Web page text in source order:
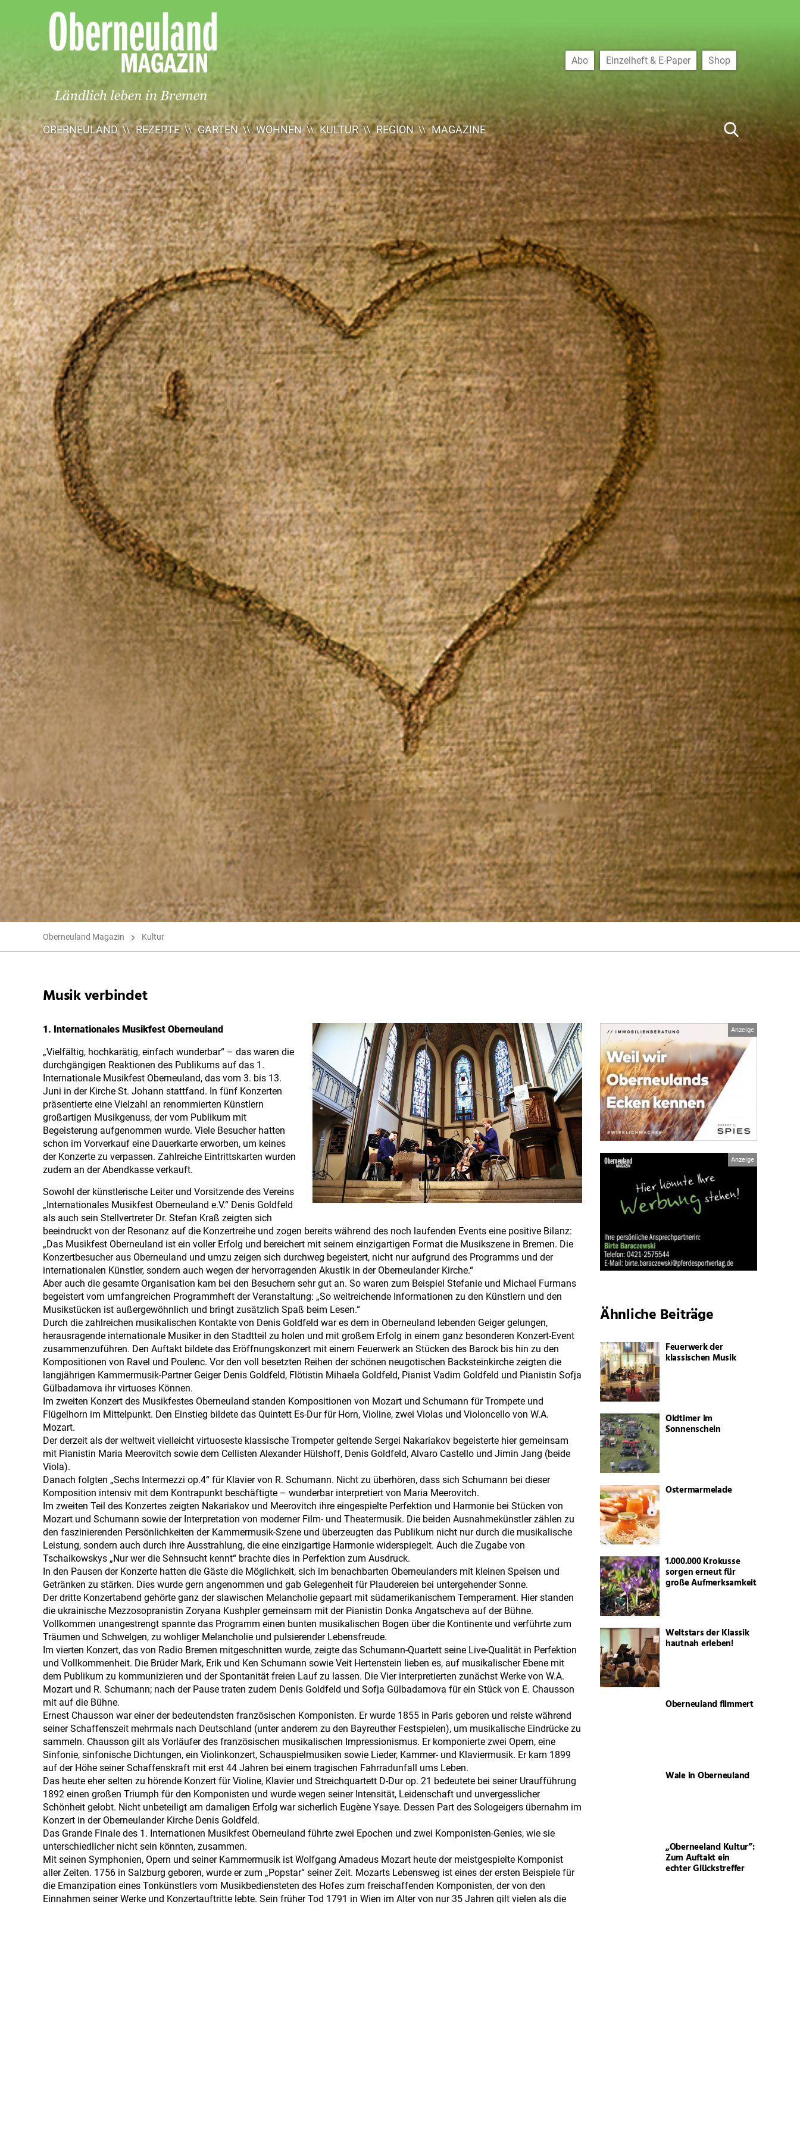
Oberneuland
Magazin
OBERNEULAND REZEPTE GARTEN WOHNEN KULTUR REGION MAGAZINE
Abo Einzelheft & E-Paper Shop
Oberneuland Magazin Kultur
Musik verbindet
1. Internationales Musikfest Oberneuland
„Vielfältig, hochkarätig, einfach wunderbar“ – das waren die
durchgängigen Reaktionen des Publikums auf das 1.
Internationale Musikfest Oberneuland, das vom 3. bis 13.
Juni in der Kirche St. Johann stattfand. In fünf Konzerten
präsentierte eine Vielzahl an renommierten Künstlern
großartigen Musikgenuss, der vom Publikum mit
Begeisterung aufgenommen wurde. Viele Besucher hatten
schon im Vorverkauf eine Dauerkarte erworben, um keines
der Konzerte zu verpassen. Zahlreiche Eintrittskarten wurden
zudem an der Abendkasse verkauft.
Sowohl der künstlerische Leiter und Vorsitzende des Vereins
„Internationales Musikfest Oberneuland e.V.“ Denis Goldfeld
als auch sein Stellvertreter Dr. Stefan Kraß zeigten sich
beeindruckt von der Resonanz auf die Konzertreihe und zogen bereits während des noch laufenden Events eine positive Bilanz:
„Das Musikfest Oberneuland ist ein voller Erfolg und bereichert mit seinem einzigartigen Format die Musikszene in Bremen. Die
Konzertbesucher aus Oberneuland und umzu zeigen sich durchweg begeistert, nicht nur aufgrund des Programms und der
internationalen Künstler, sondern auch wegen der hervorragenden Akustik in der Oberneulander Kirche.“
Aber auch die gesamte Organisation kam bei den Besuchern sehr gut an. So waren zum Beispiel Stefanie und Michael Furmans
begeistert vom umfangreichen Programmheft der Veranstaltung: „So weitreichende Informationen zu den Künstlern und den
Musikstücken ist außergewöhnlich und bringt zusätzlich Spaß beim Lesen.“
Durch die zahlreichen musikalischen Kontakte von Denis Goldfeld war es dem in Oberneuland lebenden Geiger gelungen,
herausragende internationale Musiker in den Stadtteil zu holen und mit großem Erfolg in einem ganz besonderen Konzert-Event
zusammenzuführen. Den Auftakt bildete das Eröffnungskonzert mit einem Feuerwerk an Stücken des Barock bis hin zu den
Kompositionen von Ravel und Poulenc. Vor den voll besetzten Reihen der schönen neugotischen Backsteinkirche zeigten die
langjährigen Kammermusik-Partner Geiger Denis Goldfeld, Flötistin Mihaela Goldfeld, Pianist Vadim Goldfeld und Pianistin Sofja
Gülbadamova ihr virtuoses Können.
Im zweiten Konzert des Musikfestes Oberneuland standen Kompositionen von Mozart und Schumann für Trompete und
Flügelhorn im Mittelpunkt. Den Einstieg bildete das Quintett Es-Dur für Horn, Violine, zwei Violas und Violoncello von W.A.
Mozart.
Der derzeit als der weltweit vielleicht virtuoseste klassische Trompeter geltende Sergei Nakariakov begeisterte hier gemeinsam
mit Pianistin Maria Meerovitch sowie dem Cellisten Alexander Hülshoff, Denis Goldfeld, Alvaro Castello und Jimin Jang (beide
Viola).
Danach folgten „Sechs Intermezzi op.4“ für Klavier von R. Schumann. Nicht zu überhören, dass sich Schumann bei dieser
Komposition intensiv mit dem Kontrapunkt beschäftigte – wunderbar interpretiert von Maria Meerovitch.
Im zweiten Teil des Konzertes zeigten Nakariakov und Meerovitch ihre eingespielte Perfektion und Harmonie bei Stücken von
Mozart und Schumann sowie der Interpretation von moderner Film- und Theatermusik. Die beiden Ausnahmekünstler zählen zu
den faszinierenden Persönlichkeiten der Kammermusik-Szene und überzeugten das Publikum nicht nur durch die musikalische
Leistung, sondern auch durch ihre Ausstrahlung, die eine einzigartige Harmonie widerspiegelt. Auch die Zugabe von
Tschaikowskys „Nur wer die Sehnsucht kennt“ brachte dies in Perfektion zum Ausdruck.
In den Pausen der Konzerte hatten die Gäste die Möglichkeit, sich im benachbarten Oberneulanders mit kleinen Speisen und
Getränken zu stärken. Dies wurde gern angenommen und gab Gelegenheit für Plaudereien bei untergehender Sonne.
Der dritte Konzertabend gehörte ganz der slawischen Melancholie gepaart mit südamerikanischem Temperament. Hier standen
die ukrainische Mezzosopranistin Zoryana Kushpler gemeinsam mit der Pianistin Donka Angatscheva auf der Bühne.
Vollkommen unangestrengt spannte das Programm einen bunten musikalischen Bogen über die Kontinente und verführte zum
Träumen und Schwelgen, zu wohliger Melancholie und pulsierender Lebensfreude.
Im vierten Konzert, das von Radio Bremen mitgeschnitten wurde, zeigte das Schumann-Quartett seine Live-Qualität in Perfektion
und Vollkommenheit. Die Brüder Mark, Erik und Ken Schumann sowie Veit Hertenstein lieben es, auf musikalischer Ebene mit
dem Publikum zu kommunizieren und der Spontanität freien Lauf zu lassen. Die Vier interpretierten zunächst Werke von W.A.
Mozart und R. Schumann; nach der Pause traten zudem Denis Goldfeld und Sofja Gülbadamova für ein Stück von E. Chausson
mit auf die Bühne.
Ernest Chausson war einer der bedeutendsten französischen Komponisten. Er wurde 1855 in Paris geboren und reiste während
seiner Schaffenszeit mehrmals nach Deutschland (unter anderem zu den Bayreuther Festspielen), um musikalische Eindrücke zu
sammeln. Chausson gilt als Vorläufer des französischen musikalischen Impressionismus. Er komponierte zwei Opern, eine
Sinfonie, sinfonische Dichtungen, ein Violinkonzert, Schauspielmusiken sowie Lieder, Kammer- und Klaviermusik. Er kam 1899
auf der Höhe seiner Schaffenskraft mit erst 44 Jahren bei einem tragischen Fahrradunfall ums Leben.
Das heute eher selten zu hörende Konzert für Violine, Klavier und Streichquartett D-Dur op. 21 bedeutete bei seiner Uraufführung
1892 einen großen Triumph für den Komponisten und wurde wegen seiner Intensität, Leidenschaft und unvergesslicher
Schönheit gelobt. Nicht unbeteiligt am damaligen Erfolg war sicherlich Eugène Ysaye. Dessen Part des Sologeigers übernahm im
Konzert in der Oberneulander Kirche Denis Goldfeld.
Das Grande Finale des 1. Internationen Musikfest Oberneuland führte zwei Epochen und zwei Komponisten-Genies, wie sie
unterschiedlicher nicht sein könnten, zusammen.
Mit seinen Symphonien, Opern und seiner Kammermusik ist Wolfgang Amadeus Mozart heute der meistgespielte Komponist
aller Zeiten. 1756 in Salzburg geboren, wurde er zum „Popstar“ seiner Zeit. Mozarts Lebensweg ist eines der ersten Beispiele für
die Emanzipation eines Tonkünstlers vom Musikbediensteten des Hofes zum freischaffenden Komponisten, der von den
Einnahmen seiner Werke und Konzertauftritte lebte. Sein früher Tod 1791 in Wien im Alter von nur 35 Jahren gilt vielen als die
Ähnliche Beiträge
Feuerwerk der
klassischen Musik
Oldtimer im
Sonnenschein
Ostermarmelade
1.000.000 Krokusse
sorgen erneut für
große Aufmerksamkeit
Weltstars der Klassik
hautnah erleben!
Oberneuland flimmert
Wale in Oberneuland
„Oberneeland Kultur”:
Zum Auftakt ein
echter Glückstreffer